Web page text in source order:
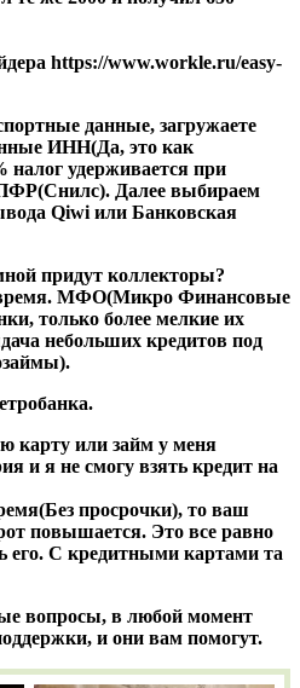
https://www.workle.ru/easy-
данные, загружаете
ИНН(Да, это как
налог удерживается при
Далее выбираем
Qiwi или Банковская
придут коллекторы?
МФО(Микро Финансовые
только более мелкие их
небольших кредитов под
карту или займ у меня
и я не смогу взять кредит на
просрочки), то ваш
повышается. Это все равно
его. С кредитными картами та
вопросы, в любой момент
и они вам помогут.